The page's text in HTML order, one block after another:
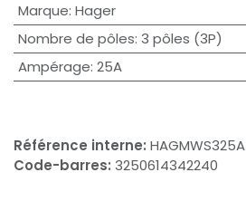
Marque: Hager
Nombre de pôles: 3 pôles (3P)
Ampérage: 25A
Référence interne: HAGMWS325A
Code-barres: 3250614342240